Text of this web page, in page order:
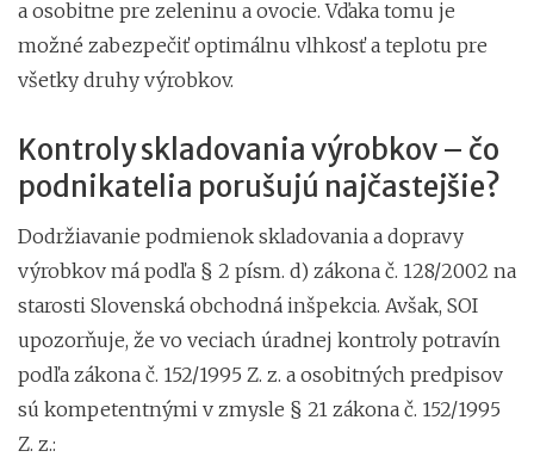
a osobitne pre zeleninu a ovocie. Vďaka tomu je
možné zabezpečiť optimálnu vlhkosť a teplotu pre
všetky druhy výrobkov.
Kontroly skladovania výrobkov – čo
podnikatelia porušujú najčastejšie?
Dodržiavanie podmienok skladovania a dopravy
výrobkov má podľa § 2 písm. d) zákona č. 128/2002 na
starosti Slovenská obchodná inšpekcia. Avšak, SOI
upozorňuje, že vo veciach úradnej kontroly potravín
podľa zákona č. 152/1995 Z. z. a osobitných predpisov
sú kompetentnými v zmysle § 21 zákona č. 152/1995
Z. z.: